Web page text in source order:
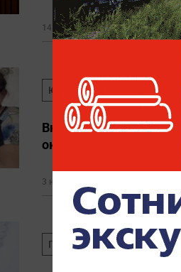
14 мая 2021, 18:55
ЮМОР
Внучка из Калмыкии
оказалась смешнее
3 ноября 2020, 06:59
ПУТИН РЕАКЦИЯ